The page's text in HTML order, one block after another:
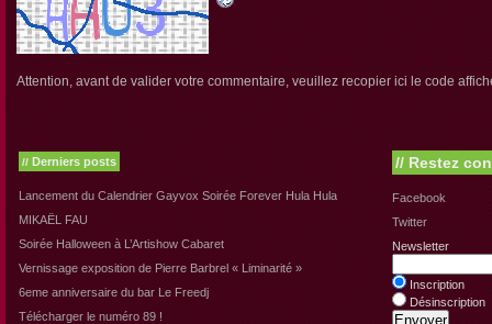
Attention, avant de valider votre commentaire, veuillez recopier ici le code
// Derniers posts
Lancement du Calendrier Gayvox Soirée Forever Hula Hula
MIKAËL FAU
Soirée Halloween à L’Artishow Cabaret
Vernissage exposition de Pierre Barbrel « Liminarité »
6eme anniversaire du bar Le Freedj
Télécharger le numéro 89 !
// Restez
Facebook
Twitter
Newsletter
Inscription
Désinscription